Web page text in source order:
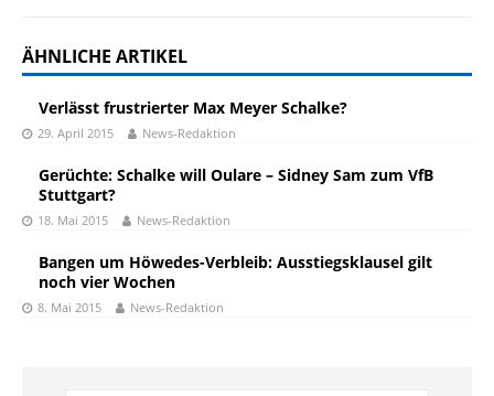
ÄHNLICHE ARTIKEL
Verlässt frustrierter Max Meyer Schalke?
29. April 2015 News-Redaktion
Gerüchte: Schalke will Oulare – Sidney Sam zum VfB
Stuttgart?
18. Mai 2015 News-Redaktion
Bangen um Höwedes-Verbleib: Ausstiegsklausel gilt
noch vier Wochen
8. Mai 2015 News-Redaktion